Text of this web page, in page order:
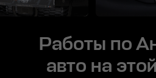
Работы по
авто на